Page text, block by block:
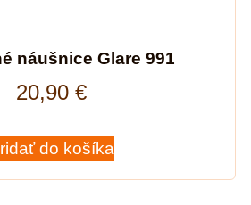
náušnice Glare 991
20,90 €
do košíka